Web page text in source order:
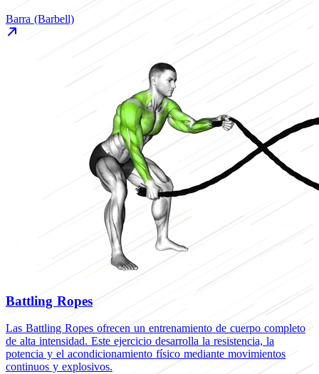
Barra (Barbell)
Battling Ropes
Las Battling Ropes ofrecen un entrenamiento de cuerpo completo
de alta intensidad. Este ejercicio desarrolla la resistencia, la
potencia y el acondicionamiento físico mediante movimientos
continuos y explosivos.